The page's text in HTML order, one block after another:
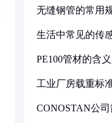
无缝钢管的常用
生活中常见的传
PE100管材的含
工业厂房载重标
CONOSTAN公司